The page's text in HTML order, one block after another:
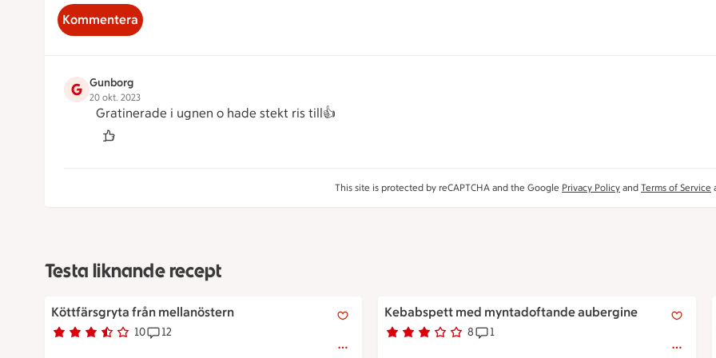
Kommentera
G Gunborg
20 okt. 2023
Gratinerade i ugnen o hade stekt ris till👍
This site is protected by reCAPTCHA and the Google Privacy Policy and Terms of Service
Testa liknande recept
Köttfärsgryta från mellanöstern
Betyg 3.5 av 5. 10
10 personer har röstatReceptet har 12 kommentarer
12
Köttfärsgryta från mellanöstern
Kebabspett med myntadoftande aubergine
Betyg 2.9 av 5. 8
8 personer har röstatReceptet har 1 kommentarer
1
Kebabspett med myntadoftande aubergine